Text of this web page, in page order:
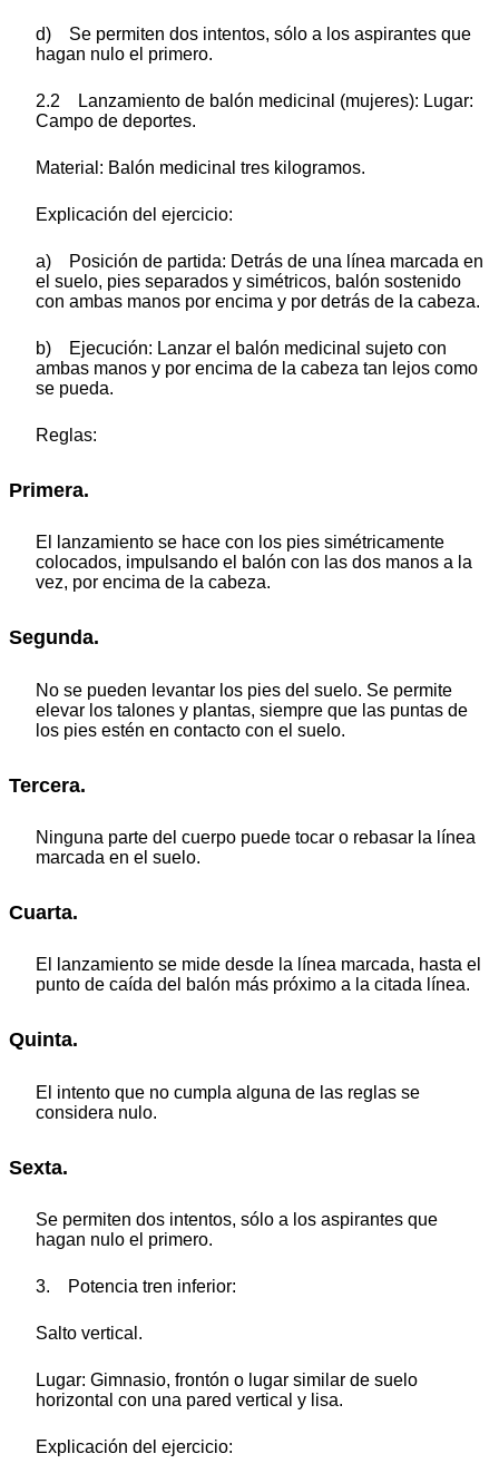
d) Se permiten dos intentos, sólo a los aspirantes que
hagan nulo el primero.
2.2 Lanzamiento de balón medicinal (mujeres): Lugar:
Campo de deportes.
Material: Balón medicinal tres kilogramos.
Explicación del ejercicio:
a) Posición de partida: Detrás de una línea marcada en
el suelo, pies separados y simétricos, balón sostenido
con ambas manos por encima y por detrás de la cabeza.
b) Ejecución: Lanzar el balón medicinal sujeto con
ambas manos y por encima de la cabeza tan lejos como
se pueda.
Reglas:
Primera.
El lanzamiento se hace con los pies simétricamente
colocados, impulsando el balón con las dos manos a la
vez, por encima de la cabeza.
Segunda.
No se pueden levantar los pies del suelo. Se permite
elevar los talones y plantas, siempre que las puntas de
los pies estén en contacto con el suelo.
Tercera.
Ninguna parte del cuerpo puede tocar o rebasar la línea
marcada en el suelo.
Cuarta.
El lanzamiento se mide desde la línea marcada, hasta el
punto de caída del balón más próximo a la citada línea.
Quinta.
El intento que no cumpla alguna de las reglas se
considera nulo.
Sexta.
Se permiten dos intentos, sólo a los aspirantes que
hagan nulo el primero.
3. Potencia tren inferior:
Salto vertical.
Lugar: Gimnasio, frontón o lugar similar de suelo
horizontal con una pared vertical y lisa.
Explicación del ejercicio: